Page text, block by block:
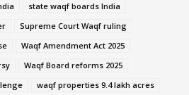
state waqf boards India
Supreme Court Waqf ruling
Waqf Amendment Act 2025
Waqf Board reforms 2025
waqf properties 9.4 lakh acres